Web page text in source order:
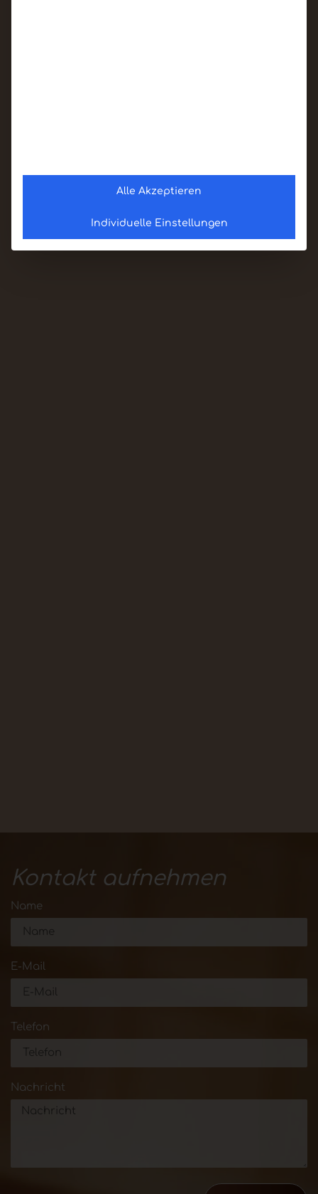
Kontakt aufnehmen
Name
E-Mail
Telefon
Nachricht
Alle Akzeptieren
Individuelle Einstellungen